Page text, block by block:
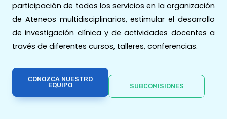
participación de todos los servicios en la organización
de Ateneos multidisciplinarios, estimular el desarrollo
de investigación clínica y de actividades docentes a
través de diferentes cursos, talleres, conferencias.
CONOZCA NUESTRO
EQUIPO
SUBCOMISIONES